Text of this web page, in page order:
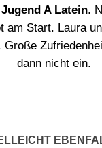
Jugend A Latein.
am Start. Laura
Große
dann nicht ein.